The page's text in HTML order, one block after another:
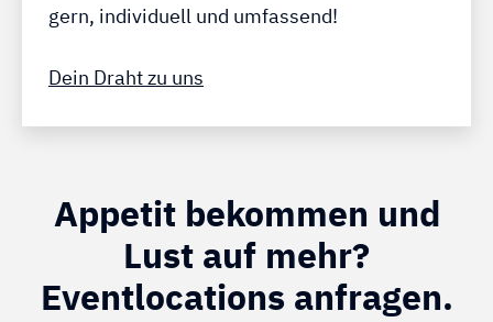
gern, individuell und umfassend!
Dein Draht zu uns
Appetit bekommen und
Lust auf mehr?
Eventlocations anfragen.